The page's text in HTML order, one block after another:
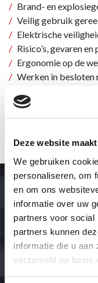
Deze website
We gebruiken
personaliseren, om
en om ons
informatie over uw
partners voor social
partners kunnen
informatie die u aan
verzameld op basis
Brand- en
Veilig gebruik
Elektrische
Risico’s, gevaren
Ergonomie op de
Werken in besloten
Gebruik
Hijsen en tillen
Meer
andere
Neem voor vragen